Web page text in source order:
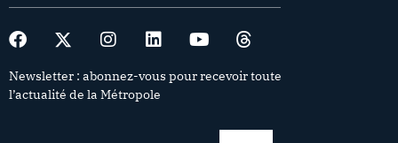
Newsletter : abonnez-vous pour recevoir toute
l’actualité de la Métropole